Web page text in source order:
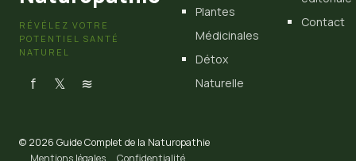
RÉVÉLEZ VOTRE
POTENTIEL SANTÉ
NATUREL
f 𝕏 ≋
Plantes
Médicinales
Détox
Naturelle
Contact
© 2026 Guide Complet de la Naturopathie
Mentions légales
Confidentialité